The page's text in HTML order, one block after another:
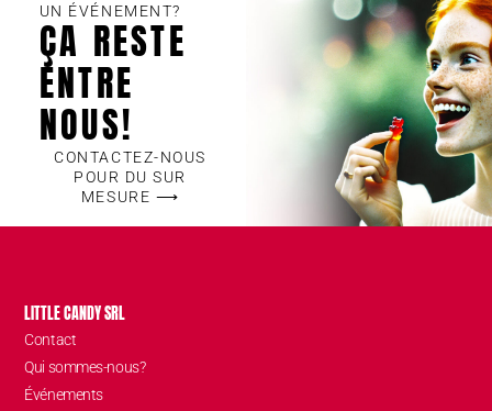
UN ÉVÉNEMENT?
ÇA RESTE
ENTRE
NOUS!
CONTACTEZ-NOUS
POUR DU SUR
MESURE ⟶
LITTLE CANDY SRL
Contact
Qui sommes-nous?
Événements